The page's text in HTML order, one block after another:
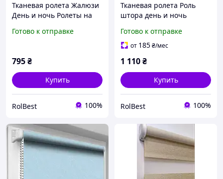
Тканевая ролета Жалюзи
День и ночь Ролеты на
День и ночь Феерия
Готово к отправке
795₴
Купить
RolBest 100%
Тканевая ролета Роль
штора день и ночь
Рулонные шторы День и
ночь Baroque 35*150см
Готово к отправке
от 185₴/мес
1 110₴
Купить
RolBest 100%